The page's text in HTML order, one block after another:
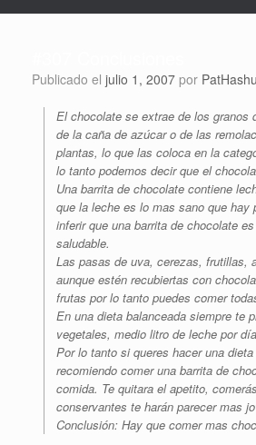
Publicado el julio 1, 2007 por
El chocolate se extrae de los granos
de la caña de azúcar o de las
plantas, lo que las coloca en la
lo tanto podemos decir que el
Una barrita de chocolate contiene
que la leche es lo mas sano que hay
inferir que una barrita de chocolate
saludable.
Las pasas de uva, cerezas, frutillas,
aunque estén recubiertas con
frutas por lo tanto puedes comer
En una dieta balanceada siempre te
vegetales, medio litro de leche por
Por lo tanto si queres hacer una
recomiendo comer una barrita de
comida. Te quitara el apetito,
conservantes te harán parecer mas
Conclusión: Hay que comer mas